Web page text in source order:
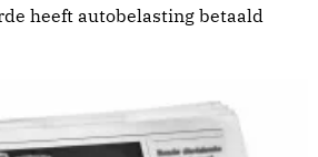
heeft autobelasting betaald